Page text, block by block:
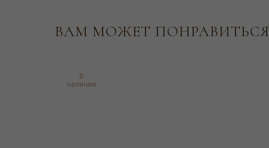
ВАМ МОЖЕТ ПОНРАВИТЬСЯ
В
наличии